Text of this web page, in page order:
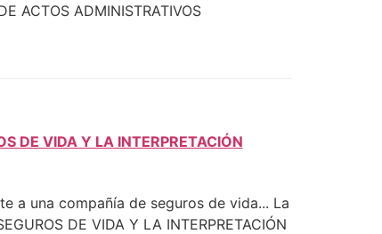
ACTOS ADMINISTRATIVOS
DE VIDA Y LA INTERPRETACIÓN
a una compañía de seguros de vida... La
DE VIDA Y LA INTERPRETACIÓN